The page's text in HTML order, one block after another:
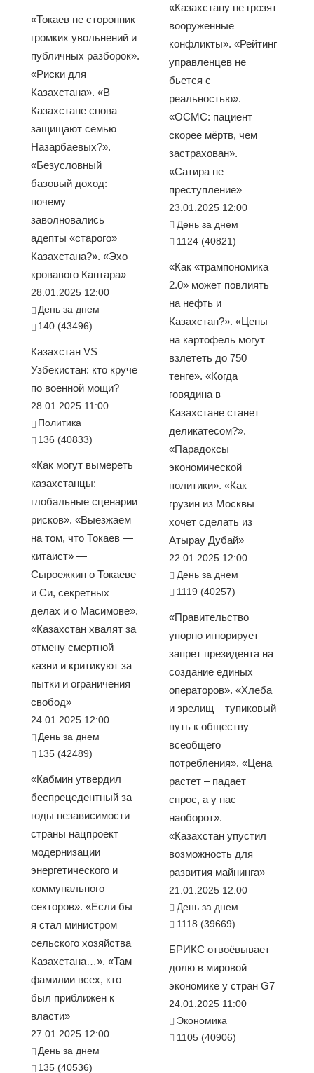
«Токаев не сторонник
громких увольнений и
публичных разборок».
«Риски для
Казахстана». «В
Казахстане снова
защищают семью
Назарбаевых?».
«Безусловный
базовый доход:
почему
заволновались
адепты «старого»
Казахстана?». «Эхо
кровавого Кантара»
28.01.2025 12:00
День за днем
140 (43496)
Казахстан VS
Узбекистан: кто круче
по военной мощи?
28.01.2025 11:00
Политика
136 (40833)
«Как могут вымереть
казахстанцы:
глобальные сценарии
рисков». «Выезжаем
на том, что Токаев —
китаист» —
Сыроежкин о Токаеве
и Си, секретных
делах и о Масимове».
«Казахстан хвалят за
отмену смертной
казни и критикуют за
пытки и ограничения
свобод»
24.01.2025 12:00
День за днем
135 (42489)
«Кабмин утвердил
беспрецедентный за
годы независимости
страны нацпроект
модернизации
энергетического и
коммунального
секторов». «Если бы
я стал министром
сельского хозяйства
Казахстана…». «Там
фамилии всех, кто
был приближен к
власти»
27.01.2025 12:00
День за днем
135 (40536)
«Казахстану не грозят
вооруженные
конфликты». «Рейтинг
управленцев не
бьется с
реальностью».
«ОСМС: пациент
скорее мёртв, чем
застрахован».
«Сатира не
преступление»
23.01.2025 12:00
День за днем
1124 (40821)
«Как «трампономика
2.0» может повлиять
на нефть и
Казахстан?». «Цены
на картофель могут
взлететь до 750
тенге». «Когда
говядина в
Казахстане станет
деликатесом?».
«Парадоксы
экономической
политики». «Как
грузин из Москвы
хочет сделать из
Атырау Дубай»
22.01.2025 12:00
День за днем
1119 (40257)
«Правительство
упорно игнорирует
запрет президента на
создание единых
операторов». «Хлеба
и зрелищ – тупиковый
путь к обществу
всеобщего
потребления». «Цена
растет – падает
спрос, а у нас
наоборот».
«Казахстан упустил
возможность для
развития майнинга»
21.01.2025 12:00
День за днем
1118 (39669)
БРИКС отвоёвывает
долю в мировой
экономике у стран G7
24.01.2025 11:00
Экономика
1105 (40906)